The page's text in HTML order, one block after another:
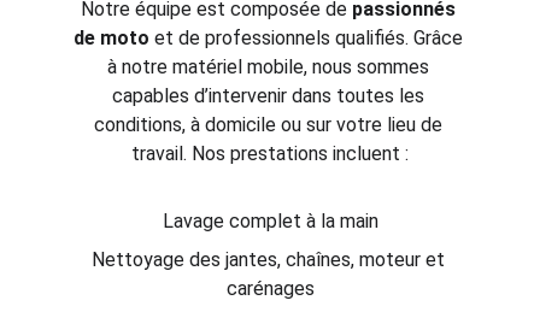
Notre équipe est composée de passionnés
de moto et de professionnels qualifiés. Grâce
à notre matériel mobile, nous sommes
capables d’intervenir dans toutes les
conditions, à domicile ou sur votre lieu de
travail. Nos prestations incluent :
Lavage complet à la main
Nettoyage des jantes, chaînes, moteur et
carénages